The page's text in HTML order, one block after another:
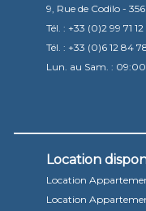
9, Rue de Codilo -
Tél. : +33 (0)2 99 71
Tél. : +33 (0)6 12 84
Lun. au Sam. :
Location
Location
Location